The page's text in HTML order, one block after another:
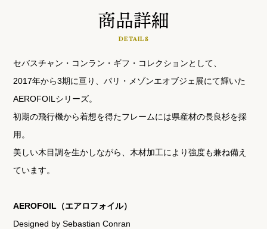
商品詳細
DETAILS
セバスチャン・コンラン・ギフ・コレクションとして、
2017年から3期に亘り、パリ・メゾンエオブジェ展にて輝いた
AEROFOILシリーズ。
初期の飛行機から着想を得たフレームには県産材の長良杉を採
用。
美しい木目調を生かしながら、木材加工により強度も兼ね備え
ています。
AEROFOIL（エアロフォイル）
Designed by Sebastian Conran